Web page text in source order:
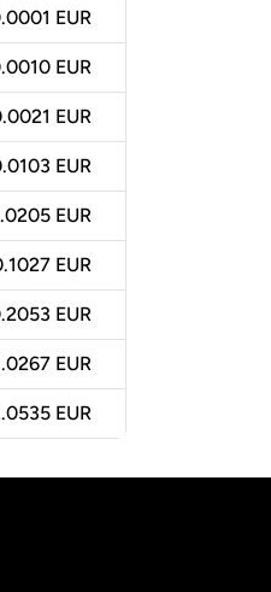
EUR
EUR
EUR
EUR
EUR
EUR
EUR
EUR
EUR